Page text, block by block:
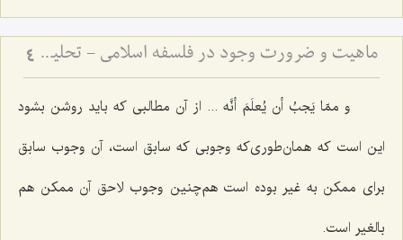
ماهیت و ضرورت وجود در فلسفه اسلامی - تحلیل تساوی ماهیت نسبت به وجود و عدم در فلسفه 4
و ممّا یَجبُ أن یُعلَمَ أنَّه ... از آن مطالبی که باید روشن بشود
این است که همان‌طوری‌که وجوبی که سابق است، آن وجوب سابق
برای ممکن به غیر بوده است هم‌چنین وجوب لاحق آن ممکن هم
بالغیر است.